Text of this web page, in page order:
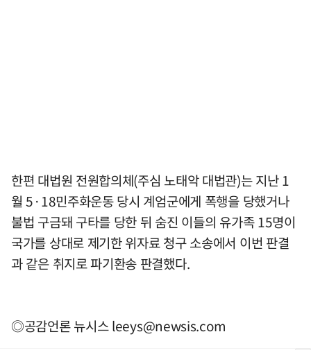
한편 대법원 전원합의체(주심 노태악 대법관)는 지난 1
월 5·18민주화운동 당시 계엄군에게 폭행을 당했거나
불법 구금돼 구타를 당한 뒤 숨진 이들의 유가족 15명이
국가를 상대로 제기한 위자료 청구 소송에서 이번 판결
과 같은 취지로 파기환송 판결했다.
◎공감언론 뉴시스leeys@newsis.com